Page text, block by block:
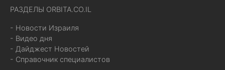
РАЗДЕЛЫ ORBITA.CO.IL
- Новости Израиля
- Видео дня
- Дайджест Новостей
- Справочник специалистов